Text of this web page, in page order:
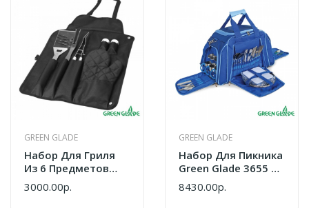
GREEN GLADE
Набор Для Гриля
Из 6 Предметов
Green Glade В
Фартуке ST001
3000.00р.
GREEN GLADE
Набор Для Пикника
Green Glade 3655 46
Предметов 25 Л (3)
8430.00р.